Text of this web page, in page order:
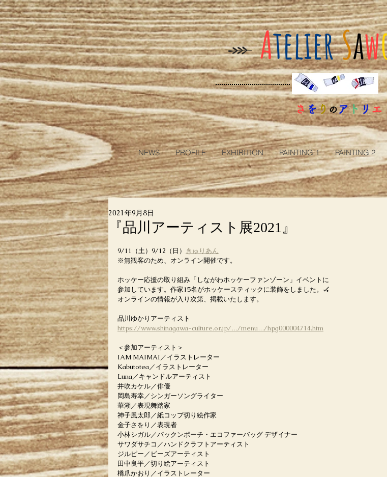
AtelierSaw
さをりのアトリエ
NEWS PROFILE EXHIBITION PAINTING 1 PAINTING 2
『品川アーティスト展2021』
2021年9月8日
9/11（土）9/12（日） きゅりあん
※無観客のため、オンライン開催です。
ホッケー応援の取り組み「しながわホッケーファンゾーン」イベントに
参加しています。作家15名がホッケースティックに装飾をしました。🏑
オンラインの情報が入り次第、掲載いたします。
品川ゆかりアーティスト
https://www.shinagawa-culture.or.jp/…/menu…/hpg000004714.htm
＜参加アーティスト＞
IAM MAIMAI／イラストレーター
Kabutotea／イラストレーター
Luna／キャンドルアーティスト
井吹カケル／俳優
岡島寿幸／シンガーソングライター
華湖／表現舞踏家
神子風太郎／紙コップ切り絵作家
金子さをり／表現者
小林シガル／パックンポーチ・エコファーバッグ デザイナー
サワダサチコ／ハンドクラフトアーティスト
ジルピー／ビーズアーティスト
田中良平／切り絵アーティスト
橋爪かおり／イラストレーター